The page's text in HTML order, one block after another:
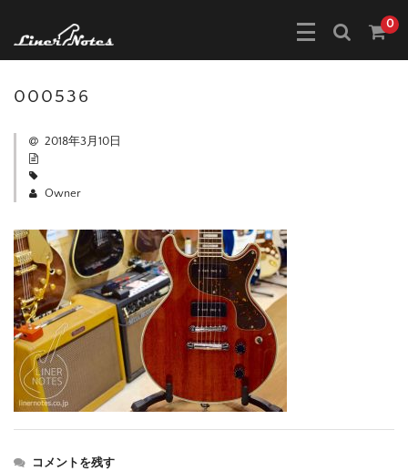
0
000536
2018年3月10日
Owner
コメントを残す